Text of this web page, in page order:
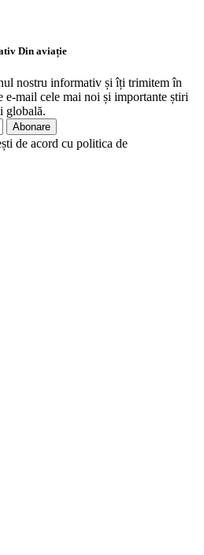
Din aviație
nostru informativ și îți trimitem în
e-mail cele mai noi și importante știri
globală.
Abonare
de acord cu politica de